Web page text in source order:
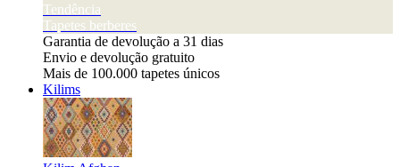
Tendência
Tapetes berberes
Garantia de devolução a 31 dias
Envio e devolução gratuito
Mais de 100.000 tapetes únicos
Kilims